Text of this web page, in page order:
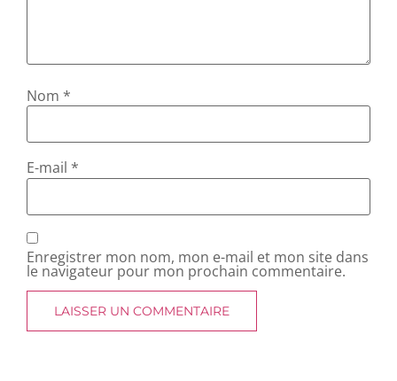
Nom *
E-mail *
Enregistrer mon nom, mon e-mail et mon site dans
le navigateur pour mon prochain commentaire.